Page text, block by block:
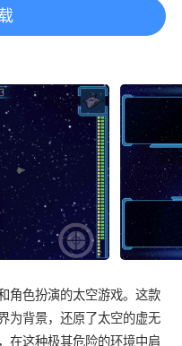
角色扮演的太空游戏。这款
为背景，还原了太空的虚无
在这种极其危险的环境中肩